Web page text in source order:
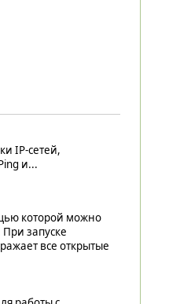
IP-сетей,
и...
которой можно
При запуске
все открытые